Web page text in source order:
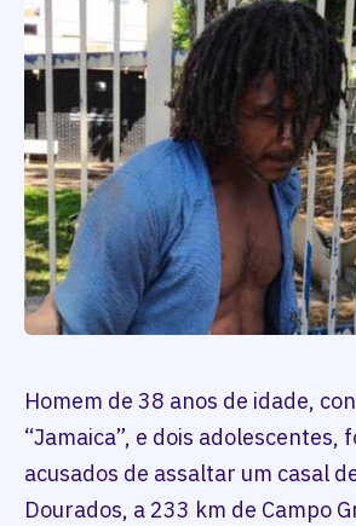
Homem de 38 anos de idade,
“Jamaica”, e dois adolescentes,
acusados de assaltar um casal
Dourados, a 233 km de Campo